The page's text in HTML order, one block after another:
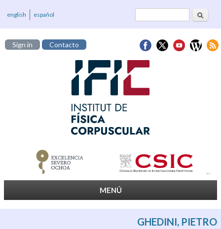
Formulari deCerca
english español
Sign in Contacto
MENÚ
GHEDINI, PIETRO